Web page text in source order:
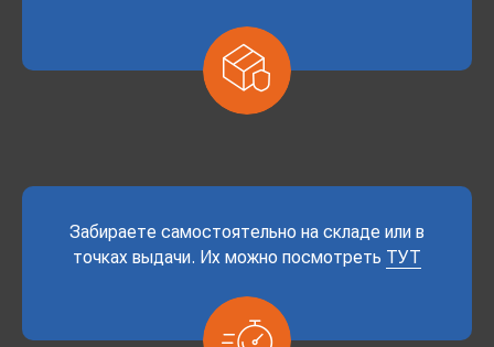
Забираете самостоятельно на складе или в
точках выдачи. Их можно посмотреть ТУТ